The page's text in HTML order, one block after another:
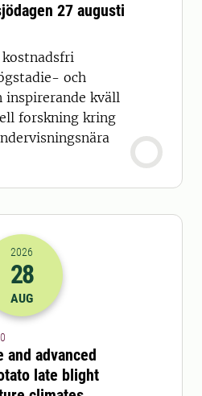
27 augusti
och
inspirerande kväll
forskning kring
2026-28-08 11:00
2026
28
AUG
and advanced
late blight